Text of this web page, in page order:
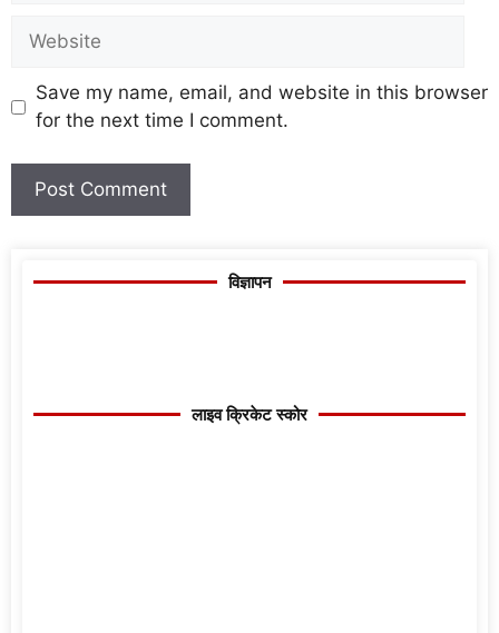
Save my name, email, and website in this browser
for the next time I comment.
विज्ञापन
लाइव क्रिकेट स्कोर